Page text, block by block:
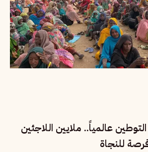
عالمياً.. ملايين اللاجئين
للنجاة